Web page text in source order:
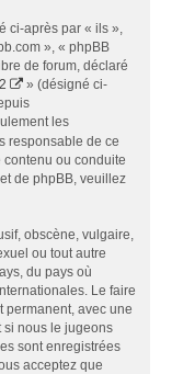
ci-après par « ils »,
», « phpBB
de forum, déclaré
» (désigné ci-
les
responsable de ce
contenu ou conduite
de phpBB, veuillez
obscène, vulgaire,
ou tout autre
du pays où
Le faire
permanent, avec une
si nous le jugeons
sont enregistrées
acceptez que